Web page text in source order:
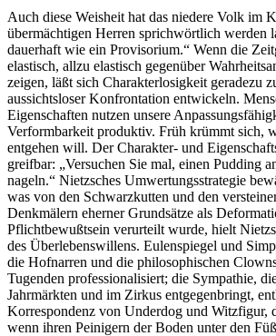
Auch diese Weisheit hat das niedere Volk im
übermächtigen Herren sprichwörtlich werden
dauerhaft wie ein Provisorium.“ Wenn die
elastisch, allzu elastisch gegenüber
zeigen, läßt sich Charakterlosigkeit geradezu
aussichtsloser Konfrontation entwickeln.
Eigenschaften nutzen unsere
Verformbarkeit produktiv. Früh krümmt sich,
entgehen will. Der Charakter- und
greifbar: „Versuchen Sie mal, einen Pudding
nageln.“ Nietzsches Umwertungsstrategie
was von den Schwarzkutten und den
Denkmälern eherner Grundsätze als
Pflichtbewußtsein verurteilt wurde, hielt
des Überlebenswillens. Eulenspiegel und
die Hofnarren und die philosophischen
Tugenden professionalisiert; die Sympathie,
Jahrmärkten und im Zirkus entgegenbringt,
Korrespondenz von Underdog und Witzfigur,
wenn ihren Peinigern der Boden unter den